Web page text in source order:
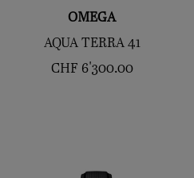
OMEGA
AQUA TERRA 41
CHF 6'300.00